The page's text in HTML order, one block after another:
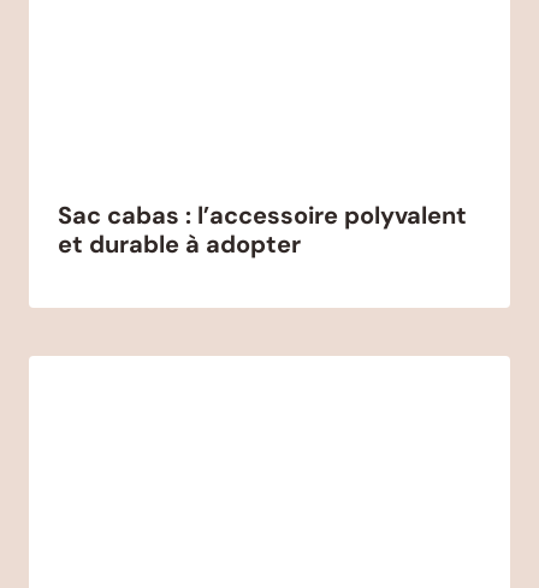
Sac cabas : l’accessoire polyvalent
et durable à adopter